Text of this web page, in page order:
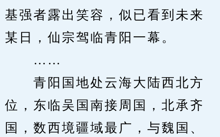
基强者露出笑容，似已看到未来
某日，仙宗驾临青阳一幕。
……
青阳国地处云海大陆西北方
位，东临吴国南接周国，北承齐
国，数西境疆域最广，与魏国、